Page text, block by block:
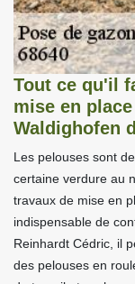
Tout ce qu'il
mise en
Waldighofen
Les pelouses sont
certaine verdure au
travaux de mise en
indispensable de
Reinhardt Cédric, il
des pelouses en